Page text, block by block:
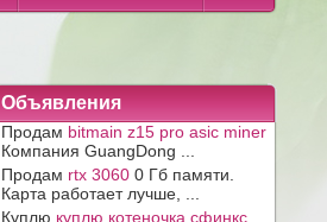
Объявления
Продам bitmain z15 pro asic miner
Компания GuangDong ...
Продам rtx 3060 0 Гб памяти.
Карта работает лучше, ...
Куплю куплю котеночка сфинкс